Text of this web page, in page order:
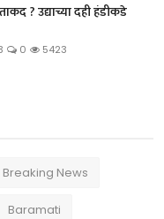
? उद्याच्या दही हंडीकडे
0 5423
Breaking News
Baramati